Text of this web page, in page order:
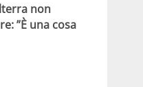
non
”È una cosa